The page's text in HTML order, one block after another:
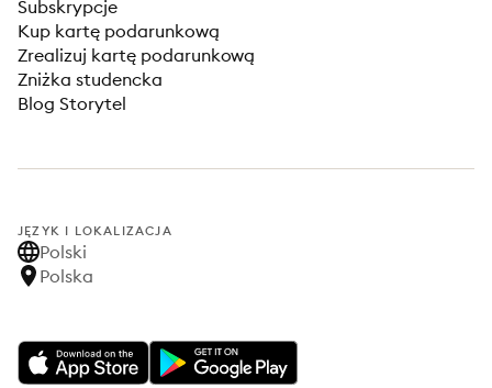
Subskrypcje
Kup kartę podarunkową
Zrealizuj kartę podarunkową
Zniżka studencka
Blog Storytel
JĘZYK I LOKALIZACJA
Polski
Polska